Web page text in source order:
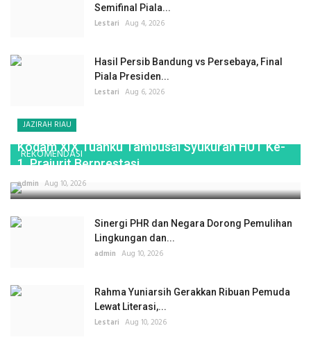
Semifinal Piala...
Lestari Aug 4, 2026
Hasil Persib Bandung vs Persebaya, Final
Piala Presiden...
Lestari Aug 6, 2026
REKOMENDASI
JAZIRAH RIAU
Kodam XIX Tuanku Tambusai Syukuran HUT Ke-
1, Prajurit Berprestasi...
admin Aug 10, 2026
Sinergi PHR dan Negara Dorong Pemulihan
Lingkungan dan...
admin Aug 10, 2026
Rahma Yuniarsih Gerakkan Ribuan Pemuda
Lewat Literasi,...
Lestari Aug 10, 2026